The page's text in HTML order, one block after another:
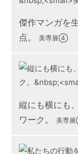
傑作マンガを
点。
美専展④
縦にも横にも
ワーク。
美専